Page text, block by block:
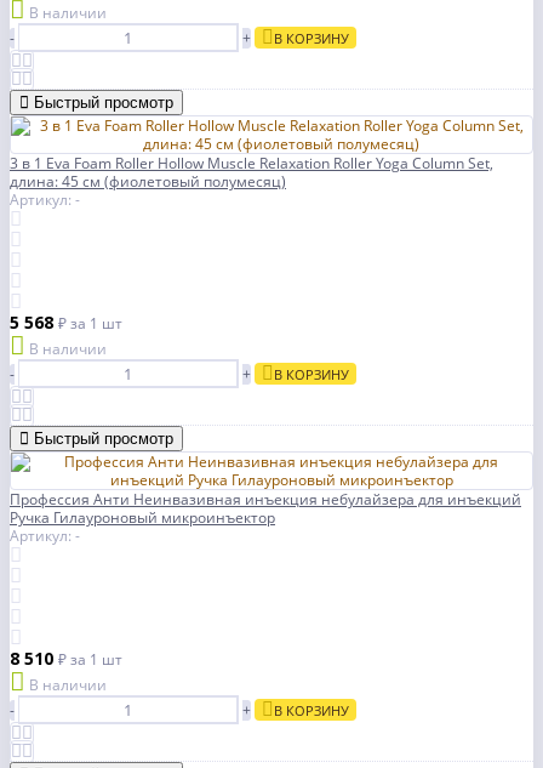
В наличии
-
+ В КОРЗИНУ
Быстрый просмотр
3 в 1 Eva Foam Roller Hollow Muscle Relaxation Roller Yoga Column Set,
длина: 45 см (фиолетовый полумесяц)
Артикул: -
5 568 ₽за 1 шт
В наличии
-
+ В КОРЗИНУ
Быстрый просмотр
Профессия Анти Неинвазивная инъекция небулайзера для инъекций
Ручка Гилауроновый микроинъектор
Артикул: -
8 510 ₽за 1 шт
В наличии
-
+ В КОРЗИНУ